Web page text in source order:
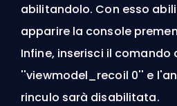
abilitandolo. Con esso
apparire la console
Infine, inserisci il comando
''viewmodel_recoil 0'' e
rinculo sarà disabilitata.